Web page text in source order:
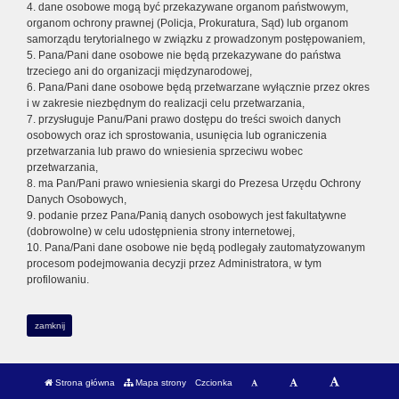
4. dane osobowe mogą być przekazywane organom państwowym,
organom ochrony prawnej (Policja, Prokuratura, Sąd) lub organom
samorządu terytorialnego w związku z prowadzonym postępowaniem,
5. Pana/Pani dane osobowe nie będą przekazywane do państwa
trzeciego ani do organizacji międzynarodowej,
6. Pana/Pani dane osobowe będą przetwarzane wyłącznie przez okres
i w zakresie niezbędnym do realizacji celu przetwarzania,
7. przysługuje Panu/Pani prawo dostępu do treści swoich danych
osobowych oraz ich sprostowania, usunięcia lub ograniczenia
przetwarzania lub prawo do wniesienia sprzeciwu wobec
przetwarzania,
8. ma Pan/Pani prawo wniesienia skargi do Prezesa Urzędu Ochrony
Danych Osobowych,
9. podanie przez Pana/Panią danych osobowych jest fakultatywne
(dobrowolne) w celu udostępnienia strony internetowej,
10. Pana/Pani dane osobowe nie będą podlegały zautomatyzowanym
procesom podejmowania decyzji przez Administratora, w tym
profilowaniu.
zamknij
Strona główna Mapa strony Czcionka